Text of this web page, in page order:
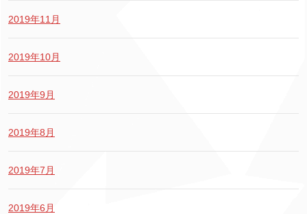
2019年11月
2019年10月
2019年9月
2019年8月
2019年7月
2019年6月